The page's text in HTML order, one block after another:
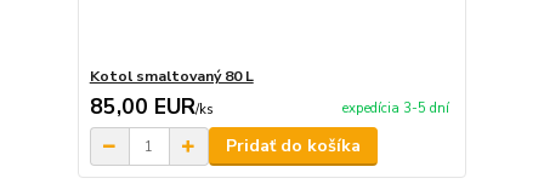
Kotol smaltovaný 80 L
85,00 EUR/ks expedícia 3-5 dní
Pridať do košíka